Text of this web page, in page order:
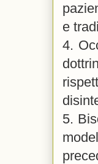
e
4.
5.